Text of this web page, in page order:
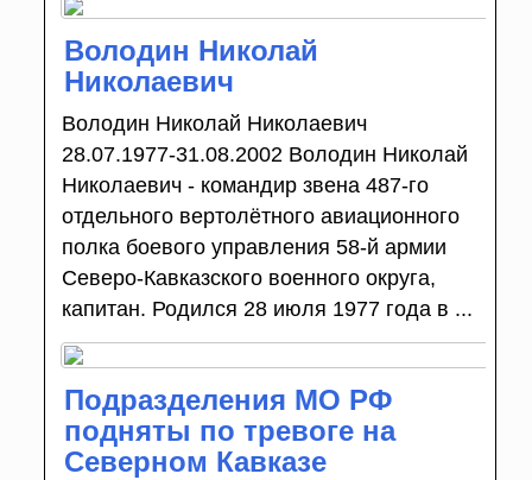
Володин Николай
Николаевич
Володин Николай Николаевич
28.07.1977-31.08.2002 Володин Николай
Николаевич - командир звена 487-го
отдельного вертолётного авиационного
полка боевого управления 58-й армии
Северо-Кавказского военного округа,
капитан. Родился 28 июля 1977 года в ...
Подразделения МО РФ
подняты по тревоге на
Северном Кавказе